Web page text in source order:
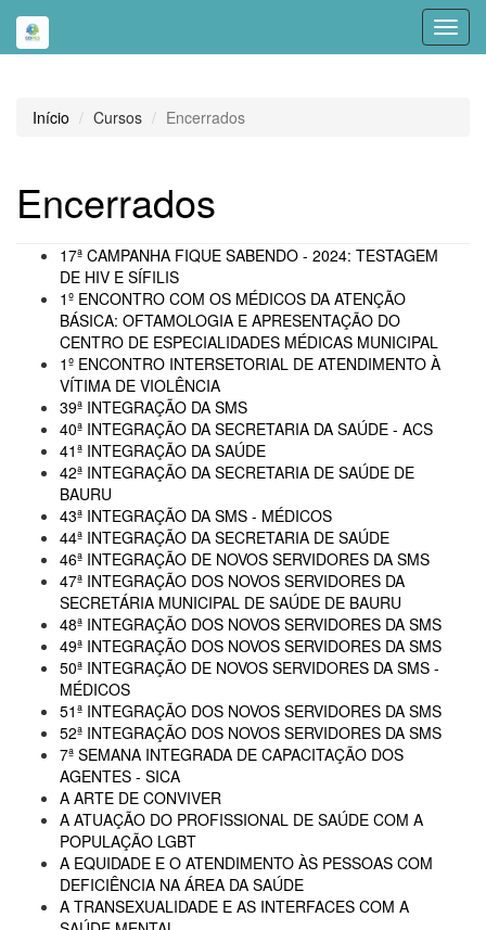
Início Cursos Encerrados
Encerrados
17ª CAMPANHA FIQUE SABENDO - 2024: TESTAGEM
DE HIV E SÍFILIS
1º ENCONTRO COM OS MÉDICOS DA ATENÇÃO
BÁSICA: OFTAMOLOGIA E APRESENTAÇÃO DO
CENTRO DE ESPECIALIDADES MÉDICAS MUNICIPAL
1º ENCONTRO INTERSETORIAL DE ATENDIMENTO À
VÍTIMA DE VIOLÊNCIA
39ª INTEGRAÇÃO DA SMS
40ª INTEGRAÇÃO DA SECRETARIA DA SAÚDE - ACS
41ª INTEGRAÇÃO DA SAÚDE
42ª INTEGRAÇÃO DA SECRETARIA DE SAÚDE DE
BAURU
43ª INTEGRAÇÃO DA SMS - MÉDICOS
44ª INTEGRAÇÃO DA SECRETARIA DE SAÚDE
46ª INTEGRAÇÃO DE NOVOS SERVIDORES DA SMS
47ª INTEGRAÇÃO DOS NOVOS SERVIDORES DA
SECRETÁRIA MUNICIPAL DE SAÚDE DE BAURU
48ª INTEGRAÇÃO DOS NOVOS SERVIDORES DA SMS
49ª INTEGRAÇÃO DOS NOVOS SERVIDORES DA SMS
50ª INTEGRAÇÃO DE NOVOS SERVIDORES DA SMS -
MÉDICOS
51ª INTEGRAÇÃO DOS NOVOS SERVIDORES DA SMS
52ª INTEGRAÇÃO DOS NOVOS SERVIDORES DA SMS
7ª SEMANA INTEGRADA DE CAPACITAÇÃO DOS
AGENTES - SICA
A ARTE DE CONVIVER
A ATUAÇÃO DO PROFISSIONAL DE SAÚDE COM A
POPULAÇÃO LGBT
A EQUIDADE E O ATENDIMENTO ÀS PESSOAS COM
DEFICIÊNCIA NA ÁREA DA SAÚDE
A TRANSEXUALIDADE E AS INTERFACES COM A